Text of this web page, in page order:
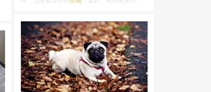
手、胆大、天性乐观养了萨摩耶这样的“闯祸
精”，脸皮不厚一点真的不行。小萨犯错以后就
只会撒娇，剩下的就只能让主人去面对了，所
以养它的人要胆大心细，交际能力强。